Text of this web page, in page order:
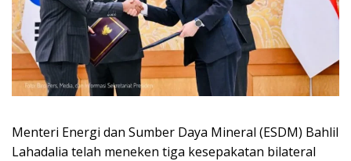
Menteri Energi dan Sumber Daya Mineral (ESDM) Bahlil
Lahadalia telah meneken tiga kesepakatan bilateral